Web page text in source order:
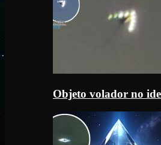
Objeto volador no